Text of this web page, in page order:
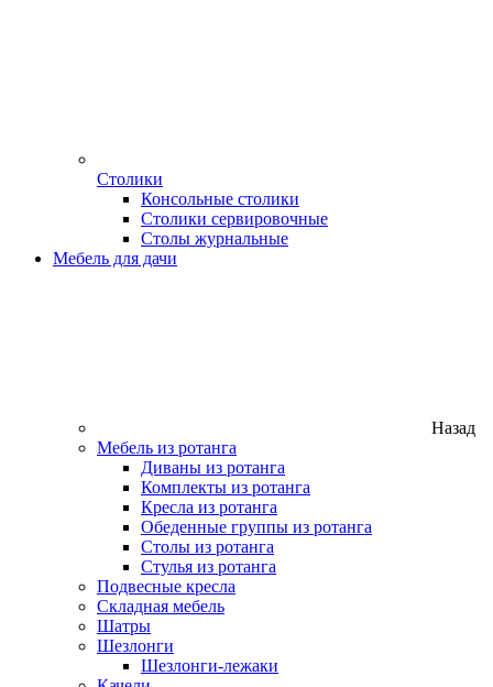
Столики
Консольные столики
Столики сервировочные
Столы журнальные
Мебель для дачи
Назад
Мебель из ротанга
Диваны из ротанга
Комплекты из ротанга
Кресла из ротанга
Обеденные группы из ротанга
Столы из ротанга
Стулья из ротанга
Подвесные кресла
Складная мебель
Шатры
Шезлонги
Шезлонги-лежаки